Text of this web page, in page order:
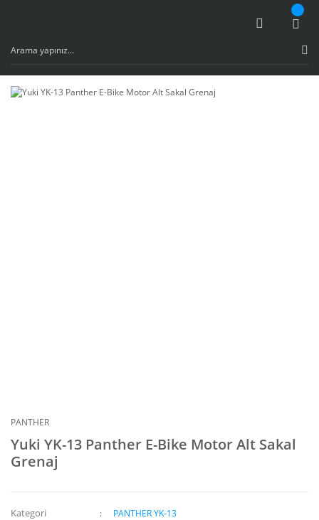
PANTHER
Yuki YK-13 Panther E-Bike Motor Alt Sakal
Grenaj
Kategori PANTHER YK-13